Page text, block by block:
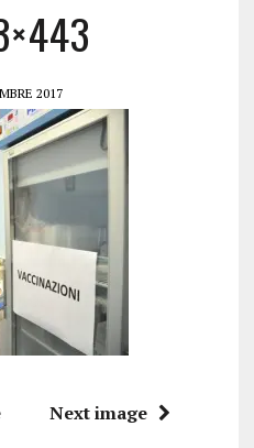
2017
Next image